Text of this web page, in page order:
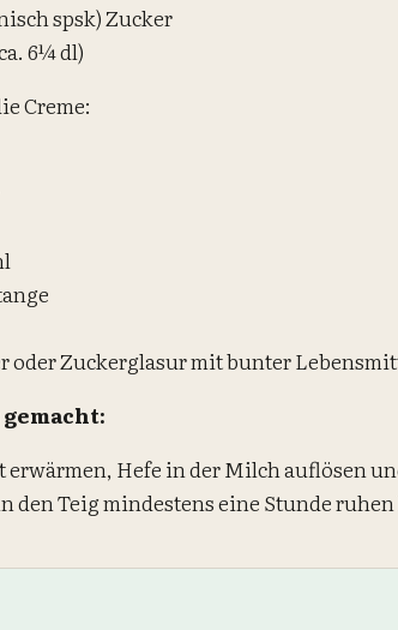
spsk) Zucker
6¼ dl)
Creme:
oder Zuckerglasur mit bunter
Hefe in der Milch auflösen
den Teig mindestens eine Stunde ruhen